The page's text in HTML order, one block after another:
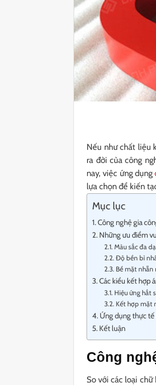
Nếu như chất liệu
ra đời của công
nay, việc ứng dụng
lựa chọn để kiến
Mục lục
Công nghệ gia
Những ưu điểm
Màu sắc đa
Độ bền bỉ
Bề mặt nhẵn
Các kiểu kết hợp
Hiệu ứng hắt
Kết hợp mặt
Ứng dụng thực
Kết luận
Công
So với các loại